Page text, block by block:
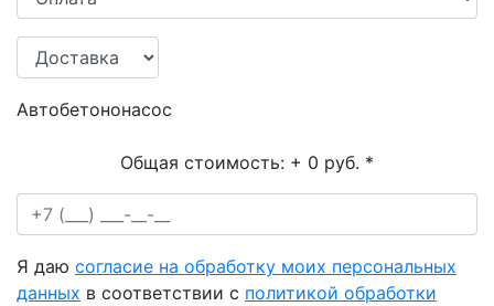
Автобетононасос
Общая стоимость: + 0 руб. *
Я даю согласие на обработку моих персональных
данных в соответствии с политикой обработки